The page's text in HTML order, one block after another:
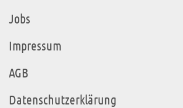
Jobs
Impressum
AGB
Datenschutzerklärung